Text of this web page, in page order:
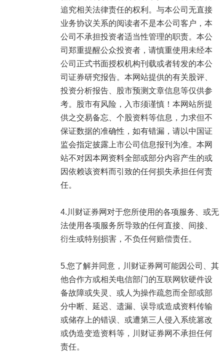
追究相关法律责任的权利。与本公司无直接
业务协议关系的阅读者不是本公司客户，本
公司不承担投资者适当性管理的职责。本公
司郑重提醒公众投资者，请慎重使用未经本
公司正式书面授权机构刊载或者转发的本公
司证券研究报告。本网站提供的有关股评、
投资分析报告、股市预测文章信息等仅供参
考。股市有风险，入市须谨慎！本网站所提
供之交易备忘、个股资料等信息，力求但不
保证数据的准确性，如有错漏，请以中国证
监会指定披露上市公司信息报刊为准。本网
站不对因本网资料全部或部分内容产生的或
因依赖该资料而引致的任何损失承担任何责
任。
4.川财证券网对于您所使用的各项服务、或无
法使用各项服务所导致的任何直接、间接、
衍生或特别损害，不负任何赔偿责任。
5.您了解并同意，川财证券网可能因公司、其
他合作方或相关电信部门的互联网软硬件设
备故障或失灵、或人为操作疏忽而全部或部
分中断、延迟、遗漏、误导或造成资料传输
或储存上的错误、或遭第三人侵入系统篡改
或伪造变造资料等，川财证券网不承担任何
责任。